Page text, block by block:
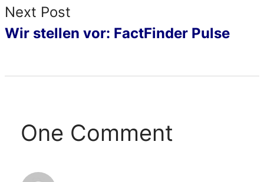
Next Post
Wir stellen vor: FactFinder Pulse
One Comment